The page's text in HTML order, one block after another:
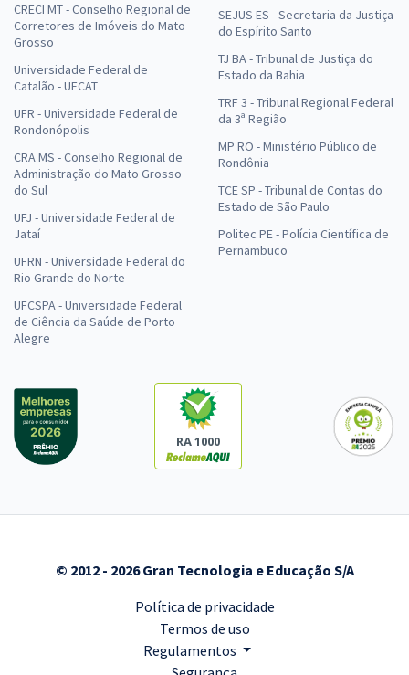
CRECI MT - Conselho Regional de
Corretores de Imóveis do Mato
Grosso
Universidade Federal de
Catalão - UFCAT
UFR - Universidade Federal de
Rondonópolis
CRA MS - Conselho Regional de
Administração do Mato Grosso
do Sul
UFJ - Universidade Federal de
Jataí
UFRN - Universidade Federal do
Rio Grande do Norte
UFCSPA - Universidade Federal
de Ciência da Saúde de Porto
Alegre
SEJUS ES - Secretaria da Justiça
do Espírito Santo
TJ BA - Tribunal de Justiça do
Estado da Bahia
TRF 3 - Tribunal Regional Federal
da 3ª Região
MP RO - Ministério Público de
Rondônia
TCE SP - Tribunal de Contas do
Estado de São Paulo
Politec PE - Polícia Científica de
Pernambuco
RA 1000
© 2012 - 2026 Gran Tecnologia e Educação S/A
Política de privacidade
Termos de uso
Regulamentos